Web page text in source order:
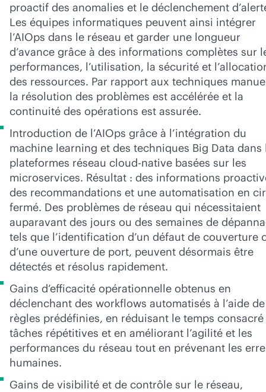
proactif des anomalies et le déclenchement
Les équipes informatiques peuvent ainsi intégrer
l’AIOps dans le réseau et garder une longueur
d’avance grâce à des informations complètes sur
performances, l’utilisation, la sécurité et
des ressources. Par rapport aux techniques
la résolution des problèmes est accélérée et la
continuité des opérations est assurée.
Introduction de l’AIOps grâce à l’intégration du
machine learning et des techniques Big Data dans
plateformes réseau cloud-native basées sur les
microservices. Résultat : des informations
des recommandations et une automatisation en
fermé. Des problèmes de réseau qui nécessitaient
auparavant des jours ou des semaines de
tels que l’identification d’un défaut de couverture
d’une ouverture de port, peuvent désormais être
détectés et résolus rapidement.
Gains d’efficacité opérationnelle obtenus en
déclenchant des workflows automatisés à l’aide de
règles prédéfinies, en réduisant le temps
tâches répétitives et en améliorant l’agilité et les
performances du réseau tout en prévenant les
humaines.
Gains de visibilité et de contrôle sur le réseau,